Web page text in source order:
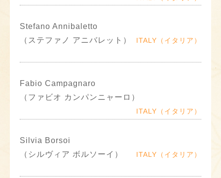
Stefano Annibaletto
（ステファノ アニバレット）
ITALY（イタリア）
Fabio Campagnaro
（ファビオ カンパンニャーロ）
ITALY（イタリア）
Silvia Borsoi
（シルヴィア ボルソーイ）
ITALY（イタリア）